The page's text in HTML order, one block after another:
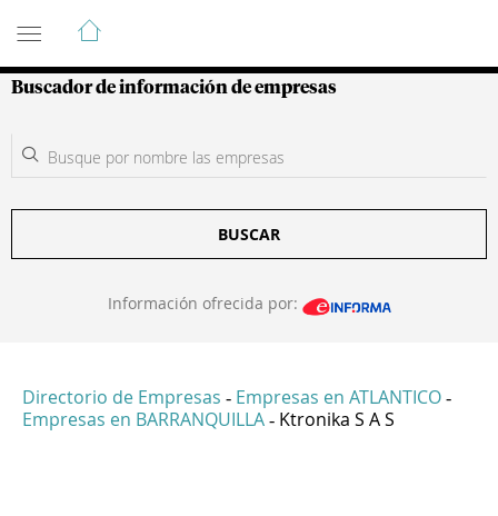
Guía de Empresas Colombianas
Buscador de información de empresas
BUSCAR
Información ofrecida por:
Directorio de Empresas - Empresas en ATLANTICO -
Empresas en BARRANQUILLA - Ktronika S A S